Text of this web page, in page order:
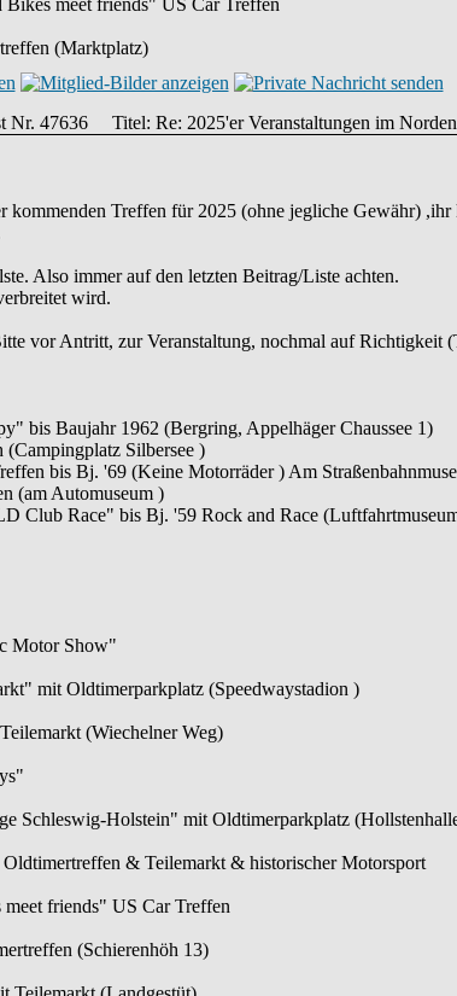
meet friends" US Car Treffen
(Marktplatz)
Nr. 47636 Titel: Re: 2025'er Veranstaltungen im Norden
kommenden Treffen für 2025 (ohne jegliche Gewähr)
Also immer auf den letzten Beitrag/Liste achten.
wird.
vor Antritt, zur Veranstaltung, nochmal auf Richtigkeit
bis Baujahr 1962 (Bergring, Appelhäger Chaussee 1)
Silbersee )
bis Bj. '69 (Keine Motorräder ) Am
(am Automuseum )
Club Race" bis Bj. '59 Rock and Race
Motor Show"
mit Oldtimerparkplatz (Speedwaystadion )
(Wiechelner Weg)
Schleswig-Holstein" mit Oldtimerparkplatz
& Teilemarkt & historischer Motorsport
friends" US Car Treffen
(Schierenhöh 13)